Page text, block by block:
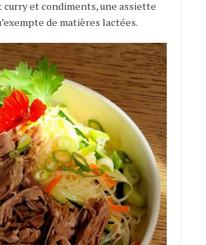
et condiments, une assiette
de matières lactées.